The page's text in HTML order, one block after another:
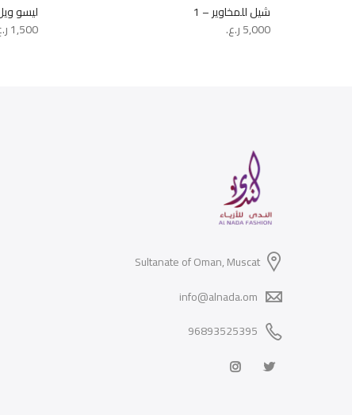
شيل للمخاوير – 1
5,000ر.ع.
ليسو
1,500
Sultanate of Oman, Muscat
info@alnada.om
96893525395